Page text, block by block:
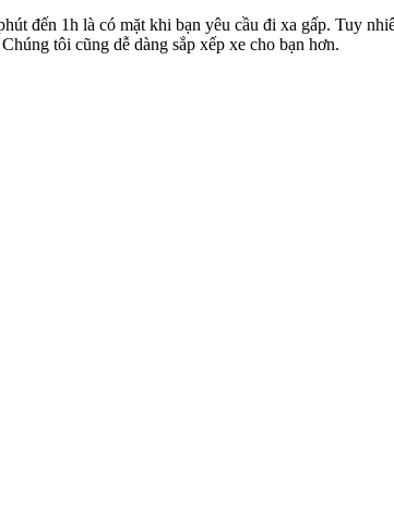
đến 1h là có mặt khi bạn yêu cầu đi xa gấp. Tuy
tôi cũng dễ dàng sắp xếp xe cho bạn hơn.